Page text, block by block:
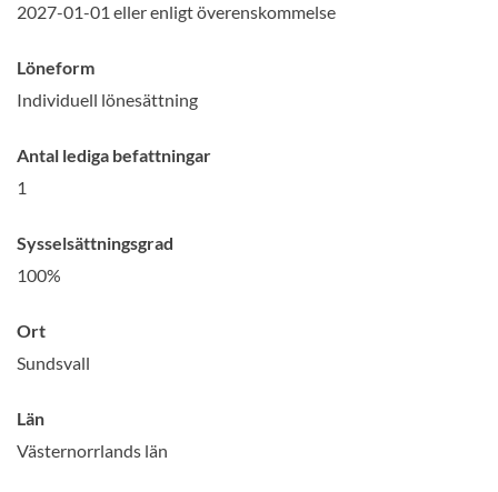
2027-01-01 eller enligt överenskommelse
Löneform
Individuell lönesättning
Antal lediga befattningar
1
Syssel­sättnings­grad
100%
Ort
Sundsvall
Län
Västernorrlands län